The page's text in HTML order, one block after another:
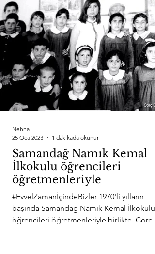
Samandağ Namık Kemal
İlkokulu öğrencileri
öğretmenleriyle
#EvvelZamanİçindeBizler 1970'li yılların
başında Samandağ Namık Kemal İlkokulu
öğrencileri öğretmenleriyle birlikte. Corc
Nehna
25 Oca 2023
1 dakikada okunur